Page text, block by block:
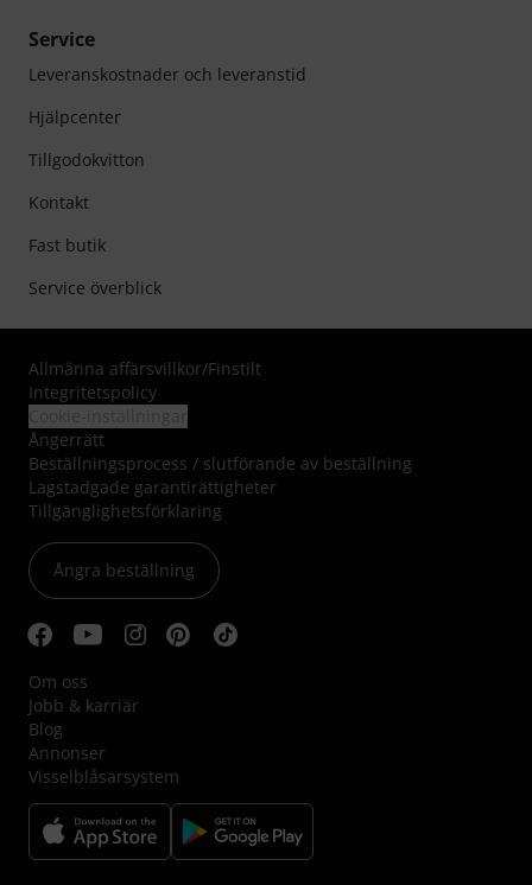
Service
Leveranskostnader och leveranstid
Hjälpcenter
Tillgodokvitton
Kontakt
Fast butik
Service överblick
Allmänna affärsvillkor/Finstilt
Integritetspolicy
Ångerrätt
Beställningsprocess / slutförande av beställning
Lagstadgade garantirättigheter
Tillgänglighetsförklaring
Ångra beställning
Om oss
Jobb & karriär
Blog
Annonser
Visselblåsarsystem